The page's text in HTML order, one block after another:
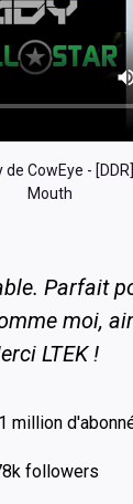
CowEye -
Mouth
Parfait
moi,
LTEK !
million
followers